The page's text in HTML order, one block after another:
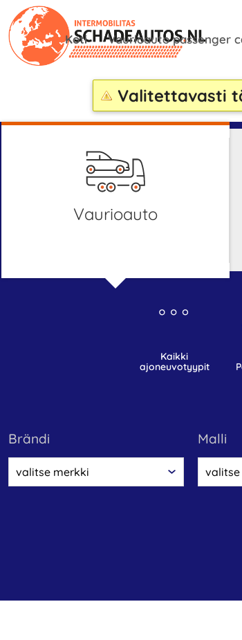
Koti Vaurioauto passenger
Valitettavasti
Vaurioauto
kaikki
ajoneuvotyypit
Brändi malli